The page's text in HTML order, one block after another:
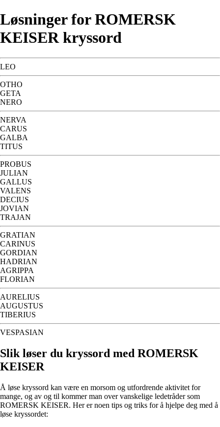
Løsninger for ROMERSK
KEISER kryssord
LEO
OTHO
GETA
NERO
NERVA
CARUS
GALBA
TITUS
PROBUS
JULIAN
GALLUS
VALENS
DECIUS
JOVIAN
TRAJAN
GRATIAN
CARINUS
GORDIAN
HADRIAN
AGRIPPA
FLORIAN
AURELIUS
AUGUSTUS
TIBERIUS
VESPASIAN
Slik løser du kryssord med ROMERSK
KEISER
Å løse kryssord kan være en morsom og utfordrende aktivitet for
mange, og av og til kommer man over vanskelige ledetråder som
ROMERSK KEISER. Her er noen tips og triks for å hjelpe deg med å
løse kryssordet: